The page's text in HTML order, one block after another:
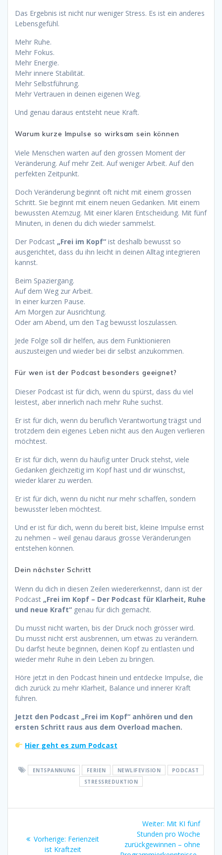
Das Ergebnis ist nicht nur weniger Stress. Es ist ein anderes
Lebensgefühl.
Mehr Ruhe.
Mehr Fokus.
Mehr Energie.
Mehr innere Stabilität.
Mehr Selbstführung.
Mehr Vertrauen in deinen eigenen Weg.
Und genau daraus entsteht neue Kraft.
Warum kurze Impulse so wirksam sein können
Viele Menschen warten auf den grossen Moment der
Veränderung. Auf mehr Zeit. Auf weniger Arbeit. Auf den
perfekten Zeitpunkt.
Doch Veränderung beginnt oft nicht mit einem grossen
Schritt. Sie beginnt mit einem neuen Gedanken. Mit einem
bewussten Atemzug. Mit einer klaren Entscheidung. Mit fünf
Minuten, in denen du dich wieder sammelst.
Der Podcast „Frei im Kopf“ ist deshalb bewusst so
ausgerichtet, dass du ihn leicht in deinen Alltag integrieren
kannst.
Beim Spaziergang.
Auf dem Weg zur Arbeit.
In einer kurzen Pause.
Am Morgen zur Ausrichtung.
Oder am Abend, um den Tag bewusst loszulassen.
Jede Folge soll dir helfen, aus dem Funktionieren
auszusteigen und wieder bei dir selbst anzukommen.
Für wen ist der Podcast besonders geeignet?
Dieser Podcast ist für dich, wenn du spürst, dass du viel
leistest, aber innerlich nach mehr Ruhe suchst.
Er ist für dich, wenn du beruflich Verantwortung trägst und
trotzdem dein eigenes Leben nicht aus den Augen verlieren
möchtest.
Er ist für dich, wenn du häufig unter Druck stehst, viele
Gedanken gleichzeitig im Kopf hast und dir wünschst,
wieder klarer zu werden.
Er ist für dich, wenn du nicht nur mehr schaffen, sondern
bewusster leben möchtest.
Und er ist für dich, wenn du bereit bist, kleine Impulse ernst
zu nehmen – weil genau daraus grosse Veränderungen
entstehen können.
Dein nächster Schritt
Wenn du dich in diesen Zeilen wiedererkennst, dann ist der
Podcast „Frei im Kopf – Der Podcast für Klarheit, Ruhe
und neue Kraft“ genau für dich gemacht.
Du musst nicht warten, bis der Druck noch grösser wird.
Du musst nicht erst ausbrennen, um etwas zu verändern.
Du darfst heute beginnen, deinen Kopf zu entlasten und
wieder mehr Ruhe in dein Leben zu bringen.
Höre jetzt in den Podcast hinein und entdecke Impulse, die
dich zurück zu mehr Klarheit, Balance und innerer Kraft
führen.
Jetzt den Podcast „Frei im Kopf“ anhören und den
ersten Schritt raus aus dem Overload machen.
Hier geht es zum Podcast
ENTSPANNUNG FERIEN NEWLIFEVISION
PODCAST
STRESSREDUKTION
Vorherige: Vorheriger
Beitrag:
Ferienzeit
ist Kraftzeit
Weiter: Nächster
Beitrag:
Mit KI fünf
Stunden pro Woche
zurückgewinnen – ohne